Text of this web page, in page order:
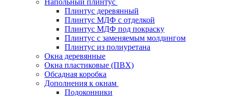
Напольный плинтус
Плинтус деревянный
Плинтус МДФ с отделкой
Плинтус МДФ под покраску
Плинтус с заменяемым молдингом
Плинтус из полиуретана
Окна деревянные
Окна пластиковые (ПВХ)
Обсадная коробка
Дополнения к окнам
Подоконники